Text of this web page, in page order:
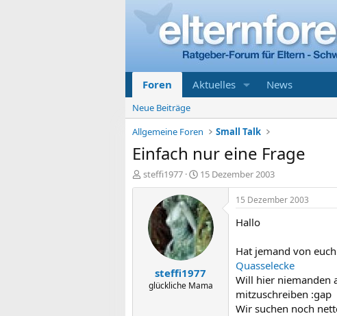
Foren Aktuelles News
Neue Beiträge
Allgemeine Foren
Small Talk
Einfach nur eine Frage
E
r
steffi1977
E
r
s
t
e
l
l
a
m
15 Dezember 2003
steffi1977
glückliche Mama
15 Dezember 2003
Hallo
Hat jemand von
Quasselecke
Will hier niemanden
mitzuschreiben :gap
Wir suchen noch